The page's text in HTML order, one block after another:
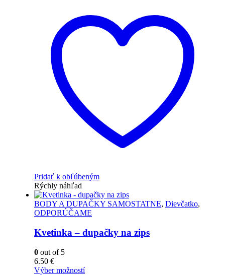
Pridať k obľúbeným
Rýchly náhľad
BODY A DUPAČKY SAMOSTATNE, Dievčatko,
ODPORÚČAME
Kvetinka – dupačky na zips
0 out of 5
6.50 €
Výber možností